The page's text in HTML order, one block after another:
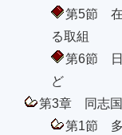
第5節 在
る取組
第6節 日
ど
第3章 同志
第1節 多